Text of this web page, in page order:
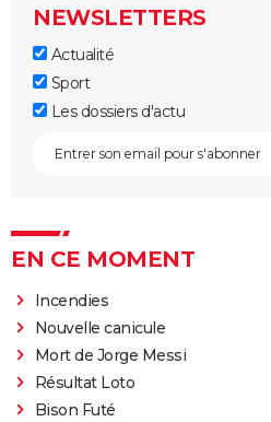
NEWSLETTERS
Actualité
Sport
Les dossiers d'actu
EN CE MOMENT
Incendies
Nouvelle canicule
Mort de Jorge Messi
Résultat Loto
Bison Futé